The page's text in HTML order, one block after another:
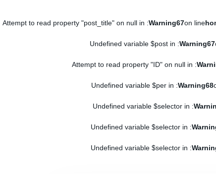
on line
67
Warning
: Attempt to read property "post_title" on null in
67
Warning
: Undefined variable $post in
: Attempt to read property "ID" on null in
68
Warning
: Undefined variable $per in
: Undefined variable $selector in
: Undefined variable $selector in
: Undefined variable $selector in